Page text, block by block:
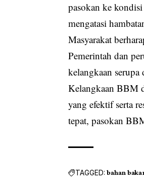
pasokan ke
mengatasi
Masyarakat
Pemerintah dan
kelangkaan serupa
Kelangkaan BBM
yang efektif serta
tepat, pasokan
TAGGED: bahan